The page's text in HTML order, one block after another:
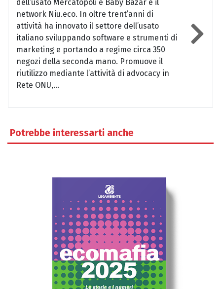
dell’usato Mercatopoli e Baby Bazar e il
network Niu.eco. In oltre trent’anni di
attività ha innovato il settore dell’usato
italiano sviluppando software e strumenti di
marketing e portando a regime circa 350
negozi della seconda mano. Promuove il
riutilizzo mediante l’attività di advocacy in
Rete ONU,...
Potrebbe interessarti anche